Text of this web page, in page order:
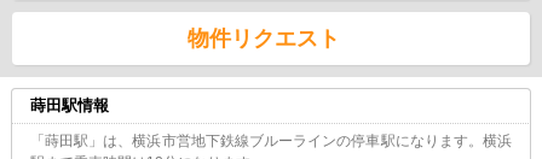
物件リクエスト
蒔田駅情報
「蒔田駅」は、横浜市営地下鉄線ブルーラインの停車駅になります。横浜